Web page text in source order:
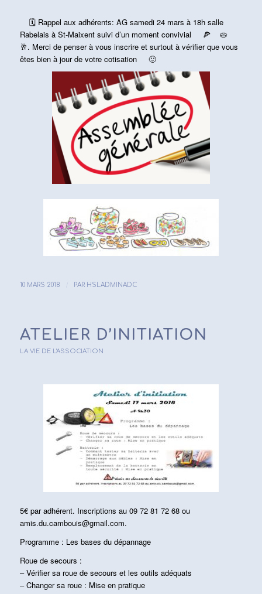
🗓Rappel aux adhérents: AG samedi 24 mars à 18h salle
Rabelais à St-Maixent suivi d’un moment convivial
🍕
🥧
🥂. Merci de penser à vous inscrire et surtout à vérifier que vous
êtes bien à jour de votre cotisation
🙂
10 MARS 2018 PAR HSLADMINADC
ATELIER D’INITIATION
LA VIE DE L'ASSOCIATION
5€ par adhérent. Inscriptions au 09 72 81 72 68 ou
amis.du.cambouis@gmail.com.
Programme : Les bases du dépannage
Roue de secours :
– Vérifier sa roue de secours et les outils adéquats
– Changer sa roue : Mise en pratique